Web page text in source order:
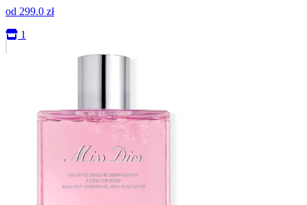
od 299.0 zł
1